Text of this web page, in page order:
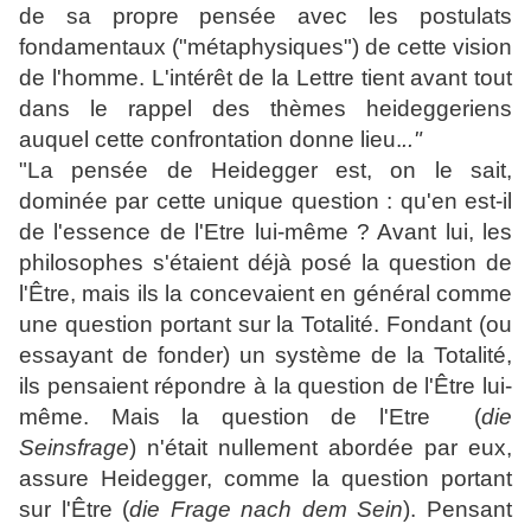
de sa propre pensée avec les postulats
fondamentaux ("métaphysiques") de cette vision
de l'homme. L'intérêt de la Lettre tient avant tout
dans le rappel des thèmes heideggeriens
auquel cette confrontation donne lieu..."
"La pensée de Heidegger est, on le sait,
dominée par cette unique question : qu'en est-il
de l'essence de l'Etre lui-même ? Avant lui, les
philosophes s'étaient déjà posé la question de
l'Être, mais ils la concevaient en général comme
une question portant sur la Totalité. Fondant (ou
essayant de fonder) un système de la Totalité,
ils pensaient répondre à la question de l'Être lui-
même. Mais la question de l'Etre (die
Seinsfrage) n'était nullement abordée par eux,
assure Heidegger, comme la question portant
sur l'Être (die Frage nach dem Sein). Pensant